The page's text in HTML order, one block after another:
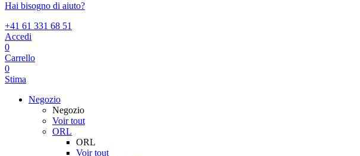
Hai bisogno di aiuto?
+41 61 331 68 51
Accedi
0
Carrello
0
Stima
Negozio
Negozio
Voir tout
ORL
ORL
Voir tout